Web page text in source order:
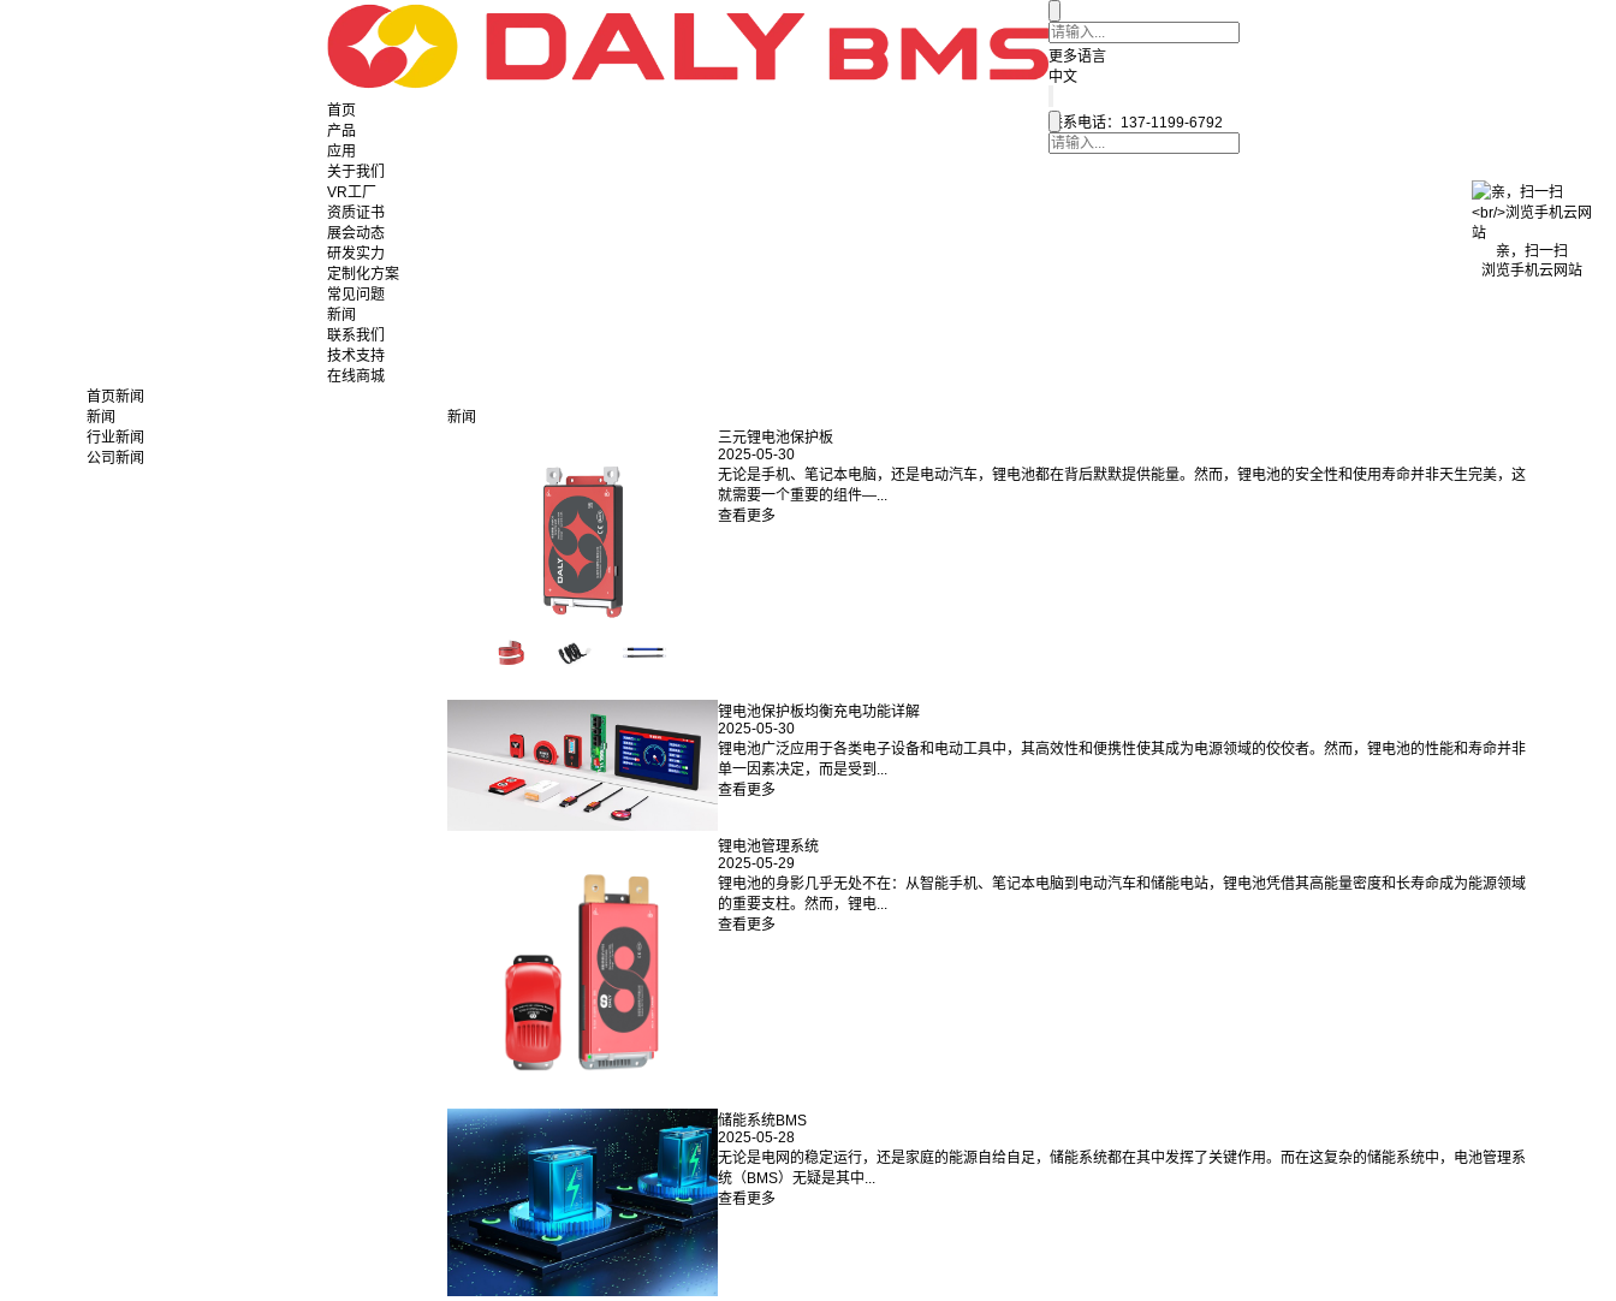
首页
产品
应用
关于我们
VR工厂
资质证书
展会动态
研发实力
定制化方案
常见问题
新闻
联系我们
技术支持
在线商城
更多语言
中文
联系电话：137-1199-6792
首页新闻
新闻
行业新闻
公司新闻
新闻
三元锂电池保护板
2025-05-30
无论是手机、笔记本电脑，还是电动汽车，锂电池都在背后默默提供能量。然而，锂电池的安全性和使用寿命并非天生完美，这
就需要一个重要的组件—...
查看更多
锂电池保护板均衡充电功能详解
2025-05-30
锂电池广泛应用于各类电子设备和电动工具中，其高效性和便携性使其成为电源领域的佼佼者。然而，锂电池的性能和寿命并非
单一因素决定，而是受到...
查看更多
锂电池管理系统
2025-05-29
锂电池的身影几乎无处不在：从智能手机、笔记本电脑到电动汽车和储能电站，锂电池凭借其高能量密度和长寿命成为能源领域
的重要支柱。然而，锂电...
查看更多
储能系统BMS
2025-05-28
无论是电网的稳定运行，还是家庭的能源自给自足，储能系统都在其中发挥了关键作用。而在这复杂的储能系统中，电池管理系
统（BMS）无疑是其中...
查看更多
亲，扫一扫
浏览手机云网站